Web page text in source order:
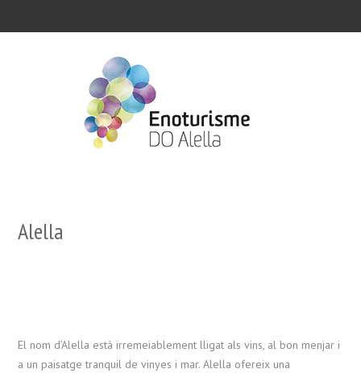
Alella
El nom d’Alella està irremeiablement lligat als vins, al bon menjar i
a un paisatge tranquil de vinyes i mar. Alella ofereix una